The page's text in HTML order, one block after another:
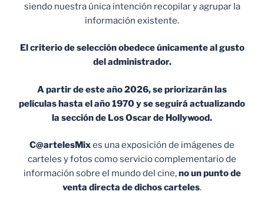
siendo nuestra única intención recopilar y agrupar la
información existente.
El criterio de selección obedece únicamente al gusto
del administrador.
A partir de este año 2026, se priorizarán las
películas hasta el año 1970 y se seguirá actualizando
la sección de Los Oscar de Hollywood.
C@artelesMixes una exposición de imágenes de
carteles y fotos como servicio complementario de
información sobre el mundo del cine,no un punto de
venta directa de dichos carteles.